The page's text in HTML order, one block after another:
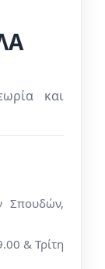
και
Σπουδών,
& Τρίτη